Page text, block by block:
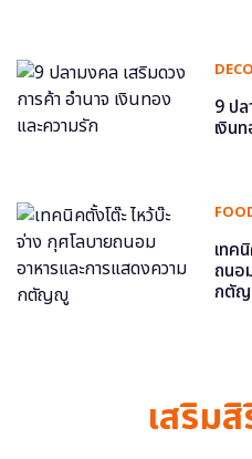
9 ป
เงิน
เทค
ถนอ
กตั
เสริม